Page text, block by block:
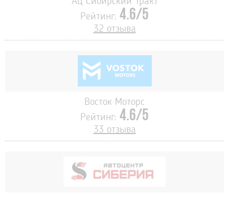
Рейтинг: 4.6/5
32 отзыва
Восток Моторс
Рейтинг: 4.6/5
33 отзыва